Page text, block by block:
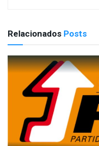
Relacionados Posts